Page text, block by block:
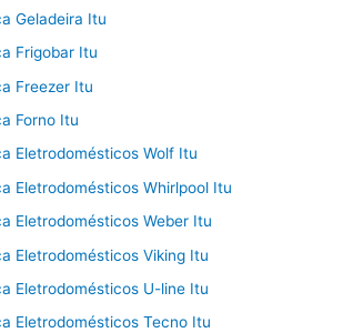
Geladeira Itu
Frigobar Itu
Freezer Itu
Forno Itu
Eletrodomésticos Wolf Itu
Eletrodomésticos Whirlpool Itu
Eletrodomésticos Weber Itu
Eletrodomésticos Viking Itu
Eletrodomésticos U-line Itu
Eletrodomésticos Tecno Itu